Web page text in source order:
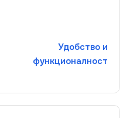
Удобство и
функционалност